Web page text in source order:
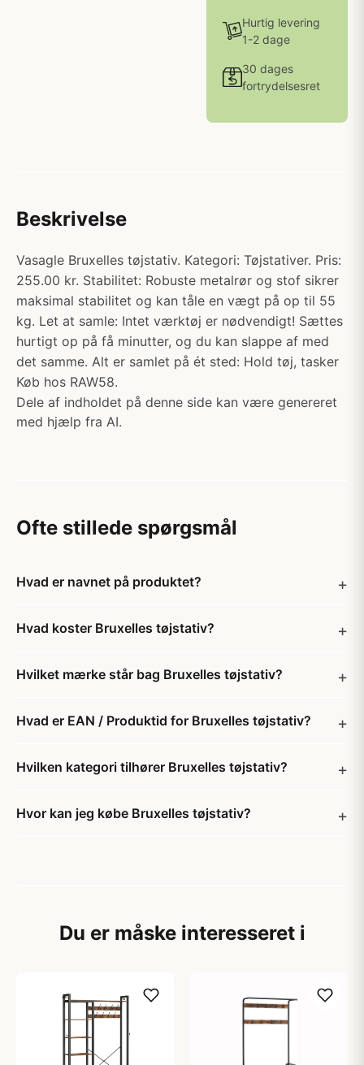
Hurtig levering
1-2 dage
30 dages
fortrydelsesret
Beskrivelse
Vasagle Bruxelles tøjstativ. Kategori: Tøjstativer. Pris:
255.00 kr. Stabilitet: Robuste metalrør og stof sikrer
maksimal stabilitet og kan tåle en vægt på op til 55
kg. Let at samle: Intet værktøj er nødvendigt! Sættes
hurtigt op på få minutter, og du kan slappe af med
det samme. Alt er samlet på ét sted: Hold tøj, tasker
Køb hos RAW58.
Dele af indholdet på denne side kan være genereret
med hjælp fra AI.
Ofte stillede spørgsmål
Hvad er navnet på produktet?
Hvad koster Bruxelles tøjstativ?
Hvilket mærke står bag Bruxelles tøjstativ?
Hvad er EAN / Produktid for Bruxelles tøjstativ?
Hvilken kategori tilhører Bruxelles tøjstativ?
Hvor kan jeg købe Bruxelles tøjstativ?
Du er måske interesseret i